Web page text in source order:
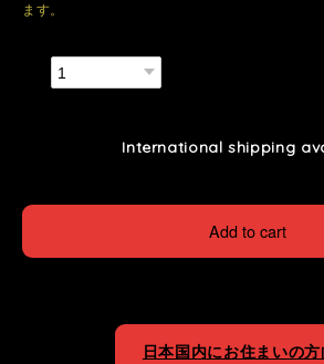
ます。
International shipping
Add to cart
日本国内にお住まいの